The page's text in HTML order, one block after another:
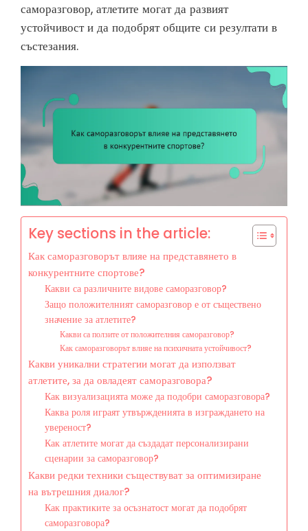
саморазговор, атлетите могат да развият
устойчивост и да подобрят общите си резултати в
състезания.
Key sections in the article:
Как саморазговорът влияе на представянето в
конкурентните спортове?
Какви са различните видове саморазговор?
Защо положителният саморазговор е от съществено
значение за атлетите?
Какви са ползите от положителния саморазговор?
Как саморазговорът влияе на психичната устойчивост?
Какви уникални стратегии могат да използват
атлетите, за да овладеят саморазговора?
Как визуализацията може да подобри саморазговора?
Каква роля играят утвържденията в изграждането на
увереност?
Как атлетите могат да създадат персонализирани
сценарии за саморазговор?
Какви редки техники съществуват за оптимизиране
на вътрешния диалог?
Как практиките за осъзнатост могат да подобрят
саморазговора?